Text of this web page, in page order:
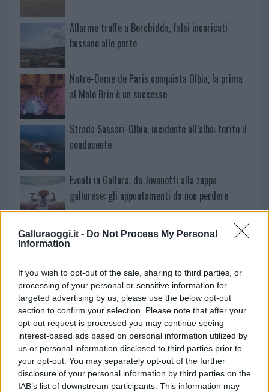
Galluraoggi.it - Do Not Process My Personal
Information
If you wish to opt-out of the sale, sharing to third parties, or
processing of your personal or sensitive information for
targeted advertising by us, please use the below opt-out
section to confirm your selection. Please note that after your
opt-out request is processed you may continue seeing
interest-based ads based on personal information utilized by
us or personal information disclosed to third parties prior to
your opt-out. You may separately opt-out of the further
disclosure of your personal information by third parties on the
IAB’s list of downstream participants. This information may
Allarme truffe a Berchidda, falsi incaricati
bussano alle porte
Notre-Dame de Paris conquista Olbia, la prima
al Molo Brin è un successo
Strada Sassari-Olbia, incidente all’alba: ferito il
conducente
Eventi in Gallura, da Jovanotti alla zuppa
gallurese: gli appuntamenti da non perdere
Lettini e arredi abusivi sulla spiaggia libera,
sequestri a Olbia e Arzachena
È morto Francesco Guccini, il maestro che si
tenne lontano dalla Costa Smeralda